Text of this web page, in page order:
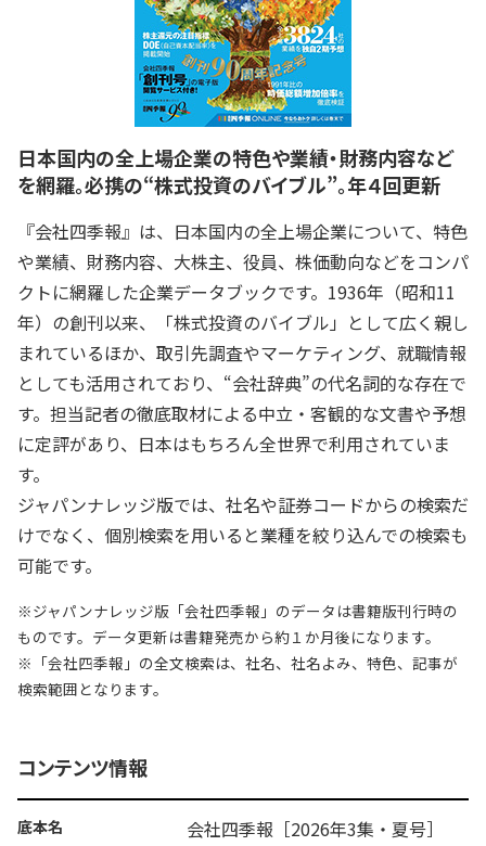
日本国内の全上場企業の特色や業績・財務内容など
を網羅。必携の“株式投資のバイブル”。年４回更新
『会社四季報』は、日本国内の全上場企業について、特色
や業績、財務内容、大株主、役員、株価動向などをコンパ
クトに網羅した企業データブックです。1936年（昭和11
年）の創刊以来、「株式投資のバイブル」として広く親し
まれているほか、取引先調査やマーケティング、就職情報
としても活用されており、“会社辞典”の代名詞的な存在で
す。担当記者の徹底取材による中立・客観的な文書や予想
に定評があり、日本はもちろん全世界で利用されていま
す。
ジャパンナレッジ版では、社名や証券コードからの検索だ
けでなく、個別検索を用いると業種を絞り込んでの検索も
可能です。
※ジャパンナレッジ版「会社四季報」のデータは書籍版刊行時の
ものです。データ更新は書籍発売から約１か月後になります。
※「会社四季報」の全文検索は、社名、社名よみ、特色、記事が
検索範囲となります。
コンテンツ情報
底本名 会社四季報［2026年3集・夏号］